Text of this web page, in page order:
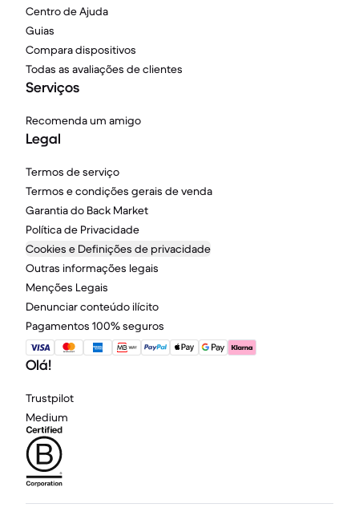
Centro de Ajuda
Guias
Compara dispositivos
Todas as avaliações de clientes
Serviços
Recomenda um amigo
Legal
Termos de serviço
Termos e condições gerais de venda
Garantia do Back Market
Política de Privacidade
Cookies e Definições de privacidade
Outras informações legais
Menções Legais
Denunciar conteúdo ilícito
Pagamentos 100% seguros
Olá!
Trustpilot
Medium